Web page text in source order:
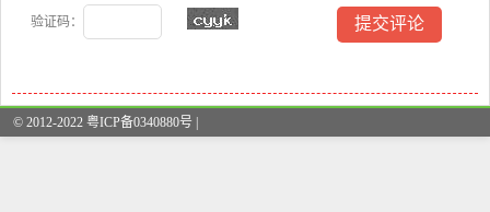
验证码：
© 2012-2022 粤ICP备0340880号 |